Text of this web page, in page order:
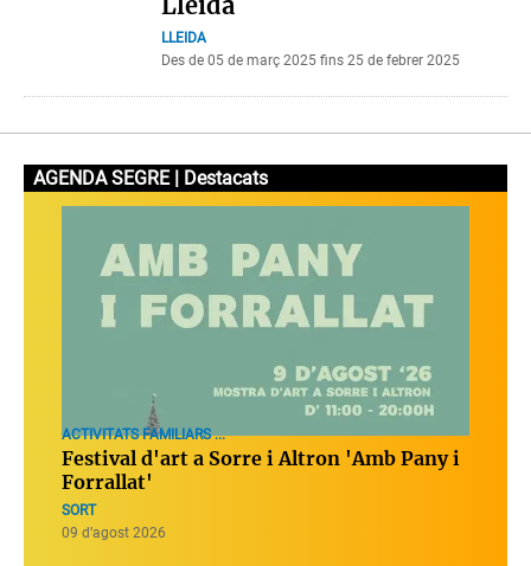
LLEIDA
Des de 05 de març 2025 fins 25 de febrer 2025
AGENDA SEGRE | Destacats
ACTIVITATS FAMILIARS ...
Festival d'art a Sorre i Altron 'Amb Pany i
Forrallat'
SORT
09 d’agost 2026